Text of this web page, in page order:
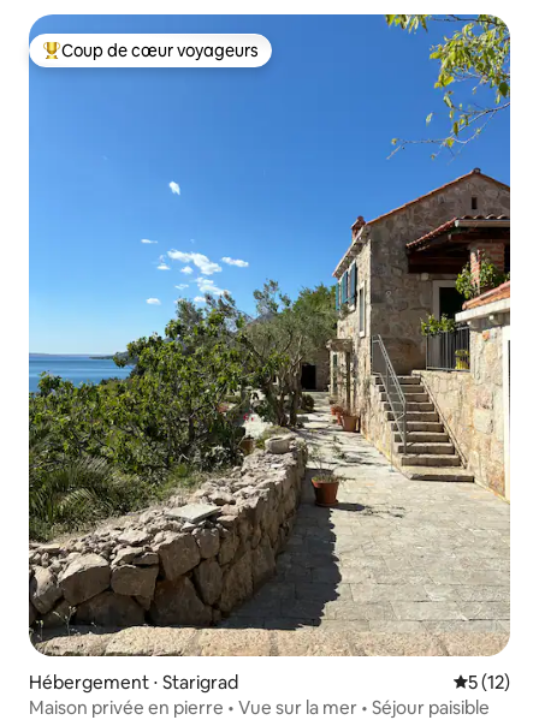
Coups de cœur voyageurs les plus appréciés
Coup de cœur voyageurs
Hébergement ⋅ Starigrad
5 (12)
Maison privée en pierre • Vue sur la mer • Séjour paisible